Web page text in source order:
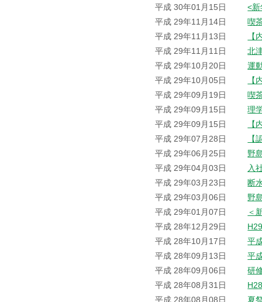
平成 30年01月15日
<
平成 29年11月14日
喫
平成 29年11月13日
【
平成 29年11月11日
北
平成 29年10月20日
運
平成 29年10月05日
【
平成 29年09月19日
喫
平成 29年09月15日
理
平成 29年09月15日
【
平成 29年07月28日
【
平成 29年06月25日
野
平成 29年04月03日
入
平成 29年03月23日
断
平成 29年03月06日
野
平成 29年01月07日
＜
平成 28年12月29日
平成 28年10月17日
平
平成 28年09月13日
平
平成 28年09月06日
研
平成 28年08月31日
平成 28年08月08日
夏